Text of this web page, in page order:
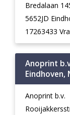
Bredalaan
5652JD
17263433
Anoprint
Eindhoven,
Anoprint b.v.